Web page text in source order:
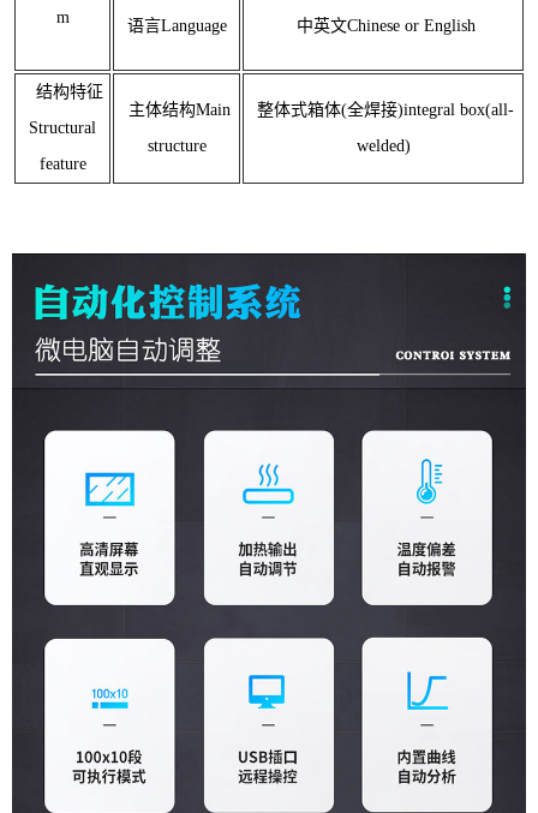
m
语言Language 中英文Chinese or English
结构特征
Structural
feature
主体结构Main
structure
整体式箱体(全焊接)integral box(all-
welded)